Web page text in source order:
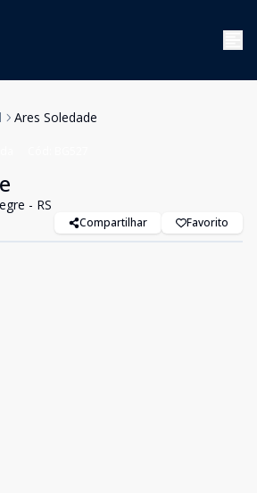
Ares Soledade
- RS
Compartilhar Favorito